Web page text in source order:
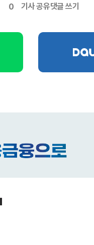
0 기사 공유댓글 쓰기